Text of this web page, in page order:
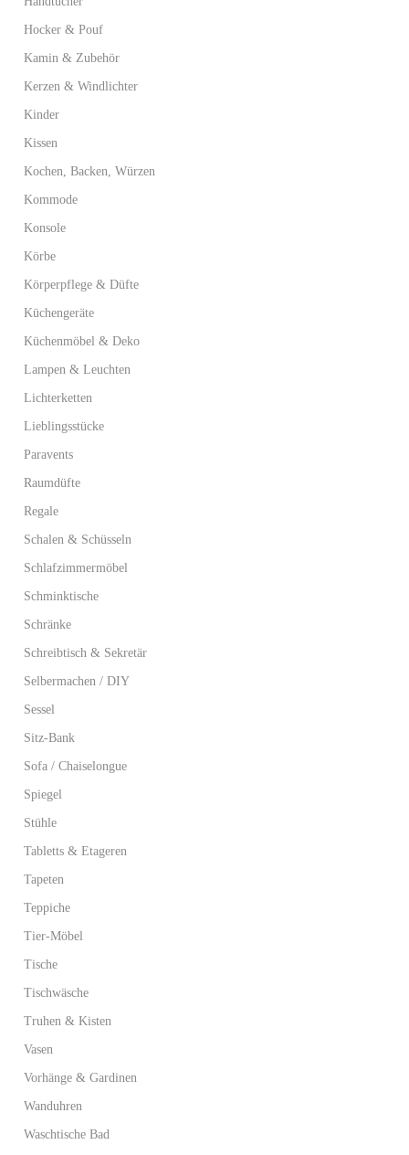
Hocker & Pouf
Kamin & Zubehör
Kerzen & Windlichter
Kinder
Kissen
Kochen, Backen, Würzen
Kommode
Konsole
Körbe
Körperpflege & Düfte
Küchengeräte
Küchenmöbel & Deko
Lampen & Leuchten
Lichterketten
Lieblingsstücke
Paravents
Raumdüfte
Regale
Schalen & Schüsseln
Schlafzimmermöbel
Schminktische
Schränke
Schreibtisch & Sekretär
Selbermachen / DIY
Sessel
Sitz-Bank
Sofa / Chaiselongue
Spiegel
Stühle
Tabletts & Etageren
Tapeten
Teppiche
Tier-Möbel
Tische
Tischwäsche
Truhen & Kisten
Vasen
Vorhänge & Gardinen
Wanduhren
Waschtische Bad